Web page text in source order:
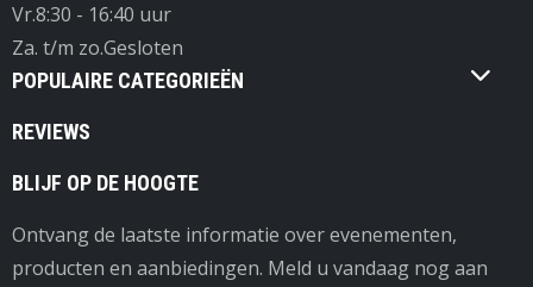
Vr.8:30 - 16:40 uur
Za. t/m zo.Gesloten
POPULAIRE CATEGORIEËN
REVIEWS
BLIJF OP DE HOOGTE
Ontvang de laatste informatie over evenementen,
producten en aanbiedingen. Meld u vandaag nog aan